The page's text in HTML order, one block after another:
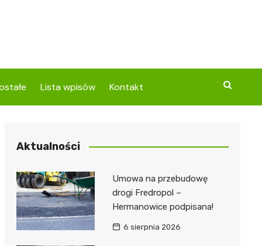
Lista wpisów Kontakt
Aktualności
Umowa na przebudowę
drogi Fredropol –
Hermanowice podpisana!
6 sierpnia 2026